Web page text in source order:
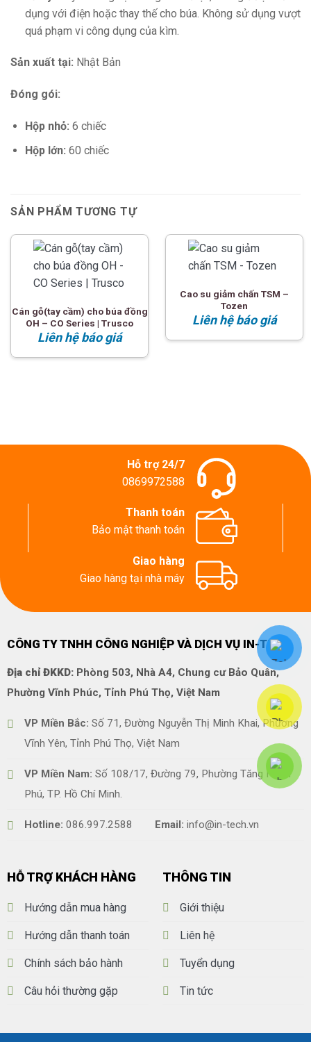
dụng với điện hoặc thay thế cho búa. Không sử dụng vượt
quá phạm vi công dụng của kìm.
Sản xuất tại: Nhật Bản
Đóng gói:
Hộp nhỏ: 6 chiếc
Hộp lớn: 60 chiếc
SẢN PHẨM TƯƠNG TỰ
Cán gỗ(tay cầm) cho búa đồng
OH – CO Series | Trusco
Liên hệ báo giá
Cao su giảm chấn TSM –
Tozen
Liên hệ báo giá
Hỗ trợ 24/7
0869972588
Thanh toán
Bảo mật thanh toán
Giao hàng
Giao hàng tại nhà máy
CÔNG TY TNHH CÔNG NGHIỆP VÀ DỊCH VỤ IN-TECH
Địa chỉ ĐKKD:Phòng 503, Nhà A4, Chung cư Bảo Quân,
Phường Vĩnh Phúc, Tỉnh Phú Thọ, Việt Nam
VP Miền Bắc: Số 71, Đường Nguyễn Thị Minh Khai, Phường
Vĩnh Yên, Tỉnh Phú Thọ, Việt Nam
VP Miền Nam: Số 108/17, Đường 79, Phường Tăng Nhơn
Phú, TP. Hồ Chí Minh.
Hotline: 086.997.2588 Email: info@in-tech.vn
HỖ TRỢ KHÁCH HÀNG
Hướng dẫn mua hàng
Hướng dẫn thanh toán
Chính sách bảo hành
Câu hỏi thường gặp
THÔNG TIN
Giới thiệu
Liên hệ
Tuyển dụng
Tin tức